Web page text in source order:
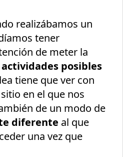
realizábamos un
tener
de meter la
posibles
tiene que ver con
en el que nos
de un modo de
diferente al que
una vez que